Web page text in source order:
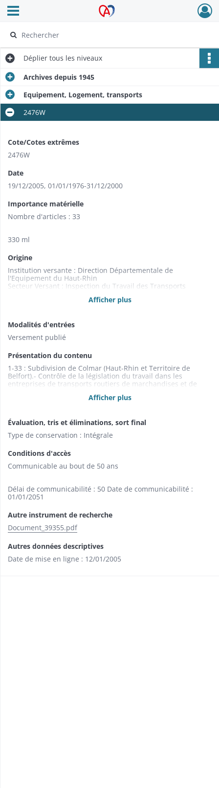
Archives Alsace - Colmar
Ouvrir le menu déroulant
Déplier tous les niveaux
Archives depuis 1945
Equipement, Logement, transports
2476W
Cote/Cotes extrêmes
2476W
Date
19/12/2005, 01/01/1976-31/12/2000
Importance matérielle
Nombre d'articles : 33
330 ml
Origine
Institution versante : Direction Départementale de
l'Equipement du Haut-Rhin
Secteur Versant : Inspection du Travail des Transports
l'Equipement du Haut-RhinAfficher plus
Modalités d'entrées
Versement publié
Présentation du contenu
1-33 : Subdivision de Colmar (Haut-Rhin et Territoire de
Belfort).- Contrôle de la législation du travail dans les
entreprises de transports routiers de marchandises et de
SNCF). Dossiers par entreprises (1976-2000)
Afficher plus
Évaluation, tris et éliminations, sort final
Type de conservation : Intégrale
Conditions d'accès
Communicable au bout de 50 ans
Délai de communicabilité : 50 Date de communicabilité :
01/01/2051
Autre instrument de recherche
Document_39355.pdf
Autres données descriptives
Date de mise en ligne : 12/01/2005